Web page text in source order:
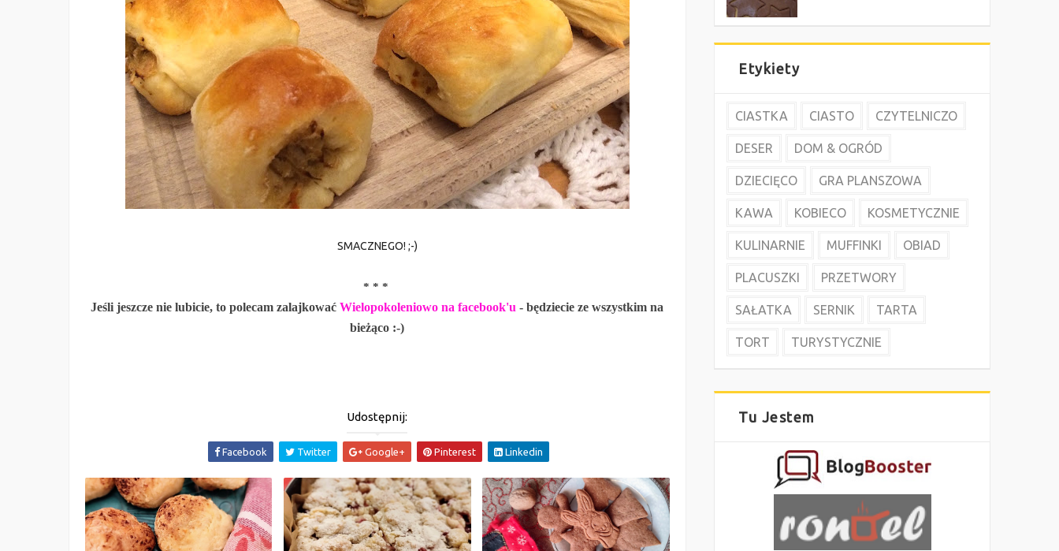
SMACZNEGO! ;-)
* * *
Jeśli jeszcze nie lubicie, to polecam zalajkowaćWielopokoleniowo na facebook'u -będziecie ze wszystkim na
bieżąco :-)
Udostępnij:
Facebook Twitter Google+ Pinterest Linkedin
Etykiety
CIASTKA CIASTO CZYTELNICZO
DESER DOM & OGRÓD
DZIECIĘCO GRA PLANSZOWA
KAWA KOBIECO KOSMETYCZNIE
KULINARNIE MUFFINKI OBIAD
PLACUSZKI PRZETWORY
SAŁATKA SERNIK TARTA
TORT TURYSTYCZNIE
Tu Jestem